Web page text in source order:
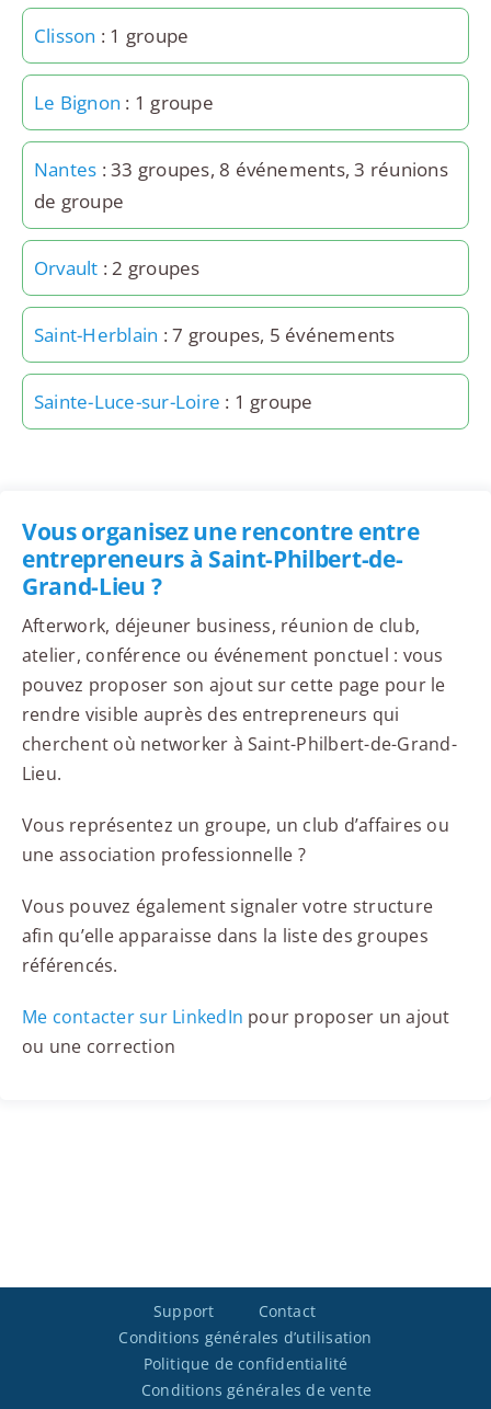
Clisson : 1 groupe
Le Bignon : 1 groupe
Nantes : 33 groupes, 8 événements, 3 réunions
de groupe
Orvault : 2 groupes
Saint-Herblain : 7 groupes, 5 événements
Sainte-Luce-sur-Loire : 1 groupe
Vous organisez une rencontre entre
entrepreneurs à Saint-Philbert-de-
Grand-Lieu ?
Afterwork, déjeuner business, réunion de club,
atelier, conférence ou événement ponctuel : vous
pouvez proposer son ajout sur cette page pour le
rendre visible auprès des entrepreneurs qui
cherchent où networker à Saint-Philbert-de-Grand-
Lieu.
Vous représentez un groupe, un club d’affaires ou
une association professionnelle ?
Vous pouvez également signaler votre structure
afin qu’elle apparaisse dans la liste des groupes
référencés.
Me contacter sur LinkedIn pour proposer un ajout
ou une correction
Support
Contact
Conditions générales d’utilisation
Politique de confidentialité
Conditions générales de vente